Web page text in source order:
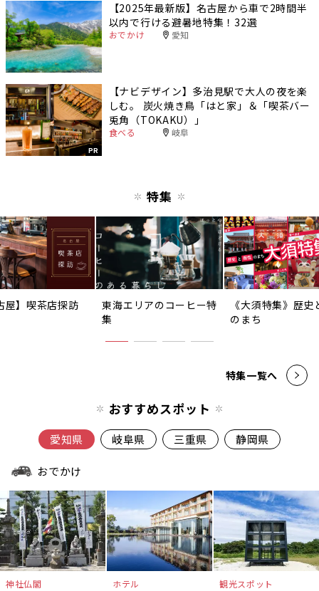
【2025年最新版】名古屋から車で2時間半
以内で行ける避暑地特集！32選
おでかけ 愛知
PR
【ナビデザイン】多治見駅で大人の夜を楽
しむ。 炭火焼き鳥「はと家」＆「喫茶バー
兎角（TOKAKU）」
食べる 岐阜
特集
屋】喫茶店探訪
東海エリアのコーヒー特
集
《大須特集》歴史
のまち
特集一覧へ
おすすめスポット
愛知県 岐阜県 三重県 静岡県
おでかけ
神社仏閣 ホテル 観光スポット